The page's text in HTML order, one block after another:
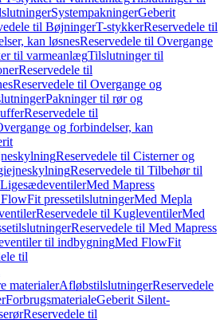
SystempakningerGeberit
til BøjningerT-stykkerReservedele til
kan løsnesReservedele til Overgange
til varmeanlægTilslutninger til
Reservedele til
Reservedele til Overgange og
Pakninger til rør og
Reservedele til
og forbindelser, kan
Reservedele til Cisterner og
Reservedele til Tilbehør til
Med Mapress
pressetilslutningerMed Mepla
Reservedele til KugleventilerMed
Reservedele til Med Mapress
til indbygningMed FlowFit
til
materialerAfløbstilslutningerReservedele
ForbrugsmaterialeGeberit Silent-
Reservedele til